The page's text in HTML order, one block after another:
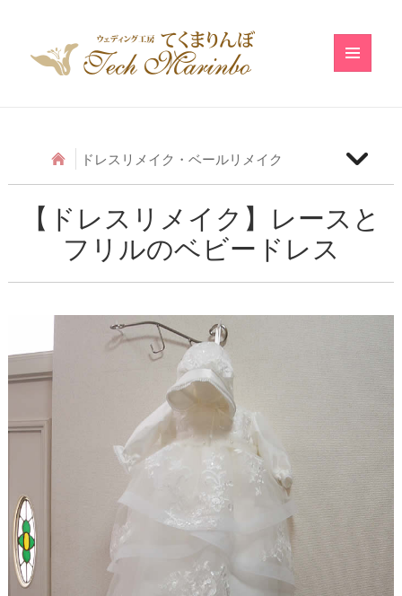
ドレスリメイク・ベールリメイク
【ドレスリメイク】アシメトリーフリルのベビード
【ドレスリメイク】ふわふわ巻きバラのベビードレ
【ドレスリメイク】ストライプスカートのベビード
レス
【ドレスリメイク】フラワーモチーフのポーチ＆ク
ッションカバー
【ドレスリメイク】ふわふわオーバースカートのツ
ーウェイベビードレス
【ドレスリメイク】ベビードレス＆お宮参りケープ
【ドレスリメイク】レースと
フリルのベビードレス